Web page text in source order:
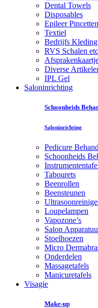
Dental Towels
Disposables
Epileer Pincetten
Textiel
Bedrijfs Kleding
RVS Schalen
Diverse
IPL Gel
Saloninrichting
Schoonheids
Saloninrichting
Pedicure
Schoonheids
Tabourets
Beenrollen
Beensteunen
Loupelampen
Vapozone’s
Salon
Stoelhoezen
Micro
Onderdelen
Massagetafels
Manicuretafels
Visagie
Make-up